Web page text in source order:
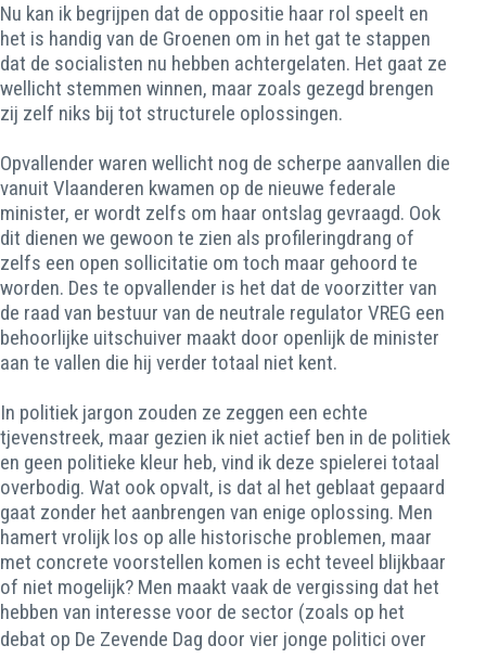
Nu kan ik begrijpen dat de oppositie haar rol speelt en
het is handig van de Groenen om in het gat te stappen
dat de socialisten nu hebben achtergelaten. Het gaat ze
wellicht stemmen winnen, maar zoals gezegd brengen
zij zelf niks bij tot structurele oplossingen.
Opvallender waren wellicht nog de scherpe aanvallen die
vanuit Vlaanderen kwamen op de nieuwe federale
minister, er wordt zelfs om haar ontslag gevraagd. Ook
dit dienen we gewoon te zien als profileringdrang of
zelfs een open sollicitatie om toch maar gehoord te
worden. Des te opvallender is het dat de voorzitter van
de raad van bestuur van de neutrale regulator VREG een
behoorlijke uitschuiver maakt door openlijk de minister
aan te vallen die hij verder totaal niet kent.
In politiek jargon zouden ze zeggen een echte
tjevenstreek, maar gezien ik niet actief ben in de politiek
en geen politieke kleur heb, vind ik deze spielerei totaal
overbodig. Wat ook opvalt, is dat al het geblaat gepaard
gaat zonder het aanbrengen van enige oplossing. Men
hamert vrolijk los op alle historische problemen, maar
met concrete voorstellen komen is echt teveel blijkbaar
of niet mogelijk? Men maakt vaak de vergissing dat het
hebben van interesse voor de sector (zoals op het
debat op De Zevende Dag door vier jonge politici over